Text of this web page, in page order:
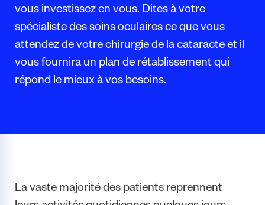
vous investissez en vous. Dites à votre
spécialiste des soins oculaires ce que vous
attendez de votre chirurgie de la cataracte et il
vous fournira un plan de rétablissement qui
répond le mieux à vos besoins.
La vaste majorité des patients reprennent